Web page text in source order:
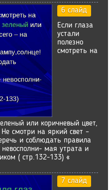
6 слайд
Если глаза
устали
полезно
смотреть на
или коричневый цвет,
смотри на яркий свет –
и соблюдать правила
мая утрата и
( стр.132-133) «
7 слайд